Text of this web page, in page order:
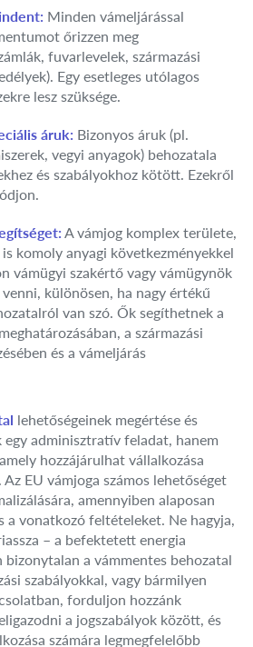
Minden vámeljárással
őrizzen meg
fuvarlevelek, származási
Egy esetleges utólagos
lesz szüksége.
áruk: Bizonyos áruk (pl.
vegyi anyagok) behozatala
és szabályokhoz kötött. Ezekről
A vámjog komplex területe,
komoly anyagi következményekkel
vámügyi szakértő vagy vámügynök
különösen, ha nagy értékű
van szó. Ők segíthetnek a
a származási
és a vámeljárás
lehetőségeinek megértése és
egy adminisztratív feladat, hanem
hozzájárulhat vállalkozása
EU vámjoga számos lehetőséget
amennyiben alaposan
a vonatkozó feltételeket. Ne hagyja,
– a befektetett energia
bizonytalan a vámmentes behozatal
szabályokkal, vagy bármilyen
forduljon hozzánk
a jogszabályok között, és
számára legmegfelelőbb